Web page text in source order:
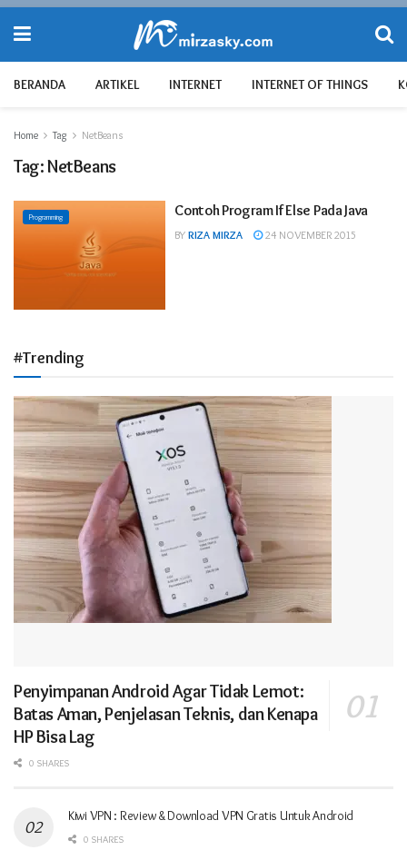
BERANDA ARTIKEL INTERNET INTERNET OF THINGS
Home Tag NetBeans
Tag:NetBeans
Programming Contoh Program If Else Pada Java
BY RIZA MIRZA 24 NOVEMBER 2015
#Trending
Penyimpanan Android Agar Tidak Lemot:
Batas Aman, Penjelasan Teknis, dan Kenapa
HP Bisa Lag
0 SHARES
Kiwi VPN : Review & Download VPN Gratis Untuk Android
0 SHARES